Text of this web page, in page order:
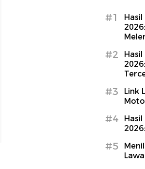
#1
#2
#3
Link
#4
#5